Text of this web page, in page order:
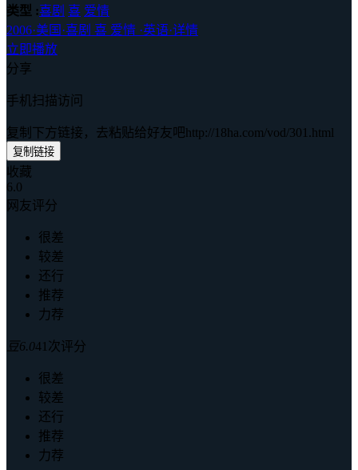
类型 :喜剧 喜 爱情
2006·美国 ·喜剧 喜 爱情 ·英语·详情
立即播放
分享
手机扫描访问
复制下方链接，去粘贴给好友吧http://18ha.com/vod/301.html
复制链接
收藏
6.0
网友评分
很差
较差
还行
推荐
力荐
豆6.041次评分
很差
较差
还行
推荐
力荐